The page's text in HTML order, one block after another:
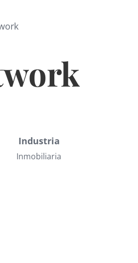
Industria
Inmobiliaria